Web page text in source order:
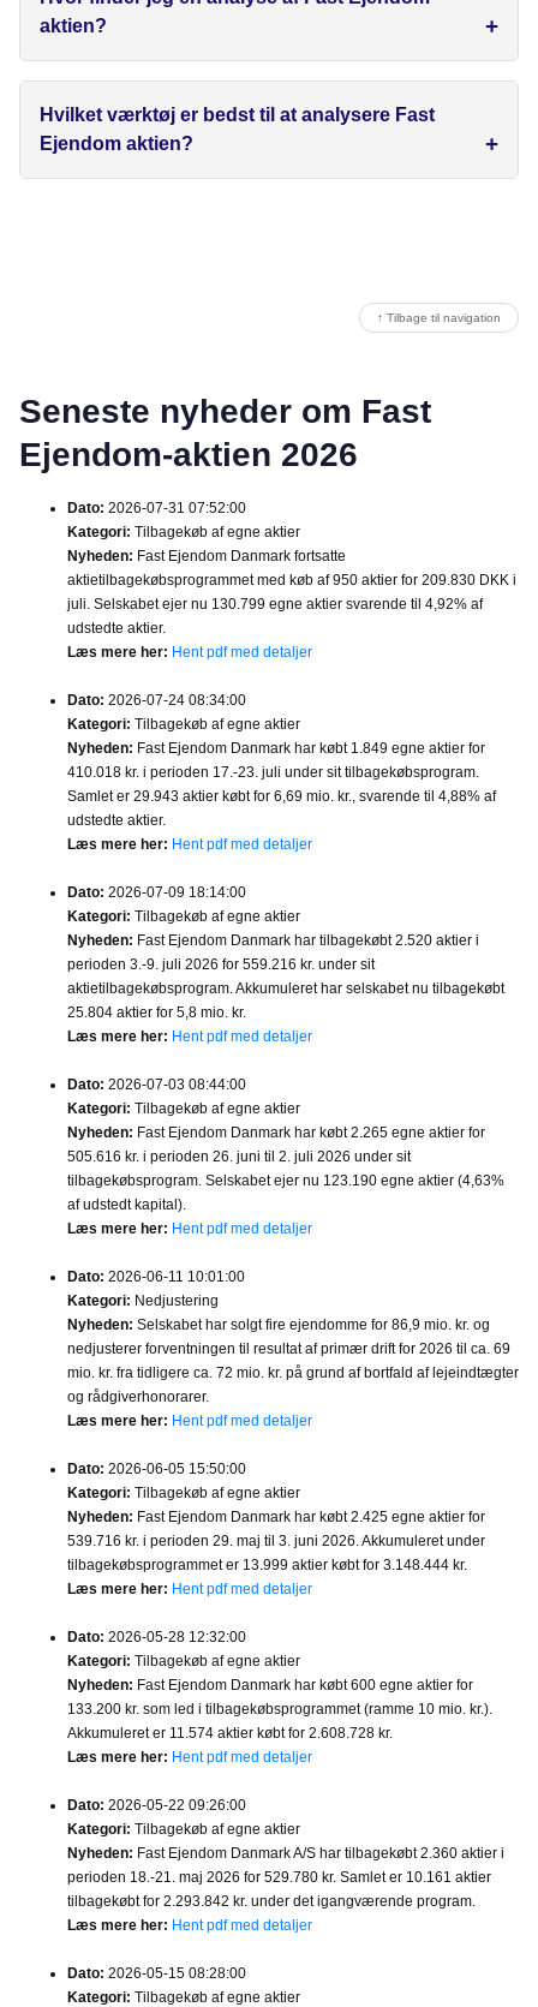
aktien?
Hvilket værktøj er bedst til at analysere Fast
Ejendom aktien?
↑ Tilbage til navigation
Seneste nyheder om Fast
Ejendom-aktien 2026
Dato: 2026-07-31 07:52:00
Kategori: Tilbagekøb af egne aktier
Nyheden: Fast Ejendom Danmark fortsatte
aktietilbagekøbsprogrammet med køb af 950 aktier for 209.830 DKK i
juli. Selskabet ejer nu 130.799 egne aktier svarende til 4,92% af
udstedte aktier.
Læs mere her: Hent pdf med detaljer
Dato: 2026-07-24 08:34:00
Kategori: Tilbagekøb af egne aktier
Nyheden: Fast Ejendom Danmark har købt 1.849 egne aktier for
410.018 kr. i perioden 17.-23. juli under sit tilbagekøbsprogram.
Samlet er 29.943 aktier købt for 6,69 mio. kr., svarende til 4,88% af
udstedte aktier.
Læs mere her: Hent pdf med detaljer
Dato: 2026-07-09 18:14:00
Kategori: Tilbagekøb af egne aktier
Nyheden: Fast Ejendom Danmark har tilbagekøbt 2.520 aktier i
perioden 3.-9. juli 2026 for 559.216 kr. under sit
aktietilbagekøbsprogram. Akkumuleret har selskabet nu tilbagekøbt
25.804 aktier for 5,8 mio. kr.
Læs mere her: Hent pdf med detaljer
Dato: 2026-07-03 08:44:00
Kategori: Tilbagekøb af egne aktier
Nyheden: Fast Ejendom Danmark har købt 2.265 egne aktier for
505.616 kr. i perioden 26. juni til 2. juli 2026 under sit
tilbagekøbsprogram. Selskabet ejer nu 123.190 egne aktier (4,63%
af udstedt kapital).
Læs mere her: Hent pdf med detaljer
Dato: 2026-06-11 10:01:00
Kategori: Nedjustering
Nyheden: Selskabet har solgt fire ejendomme for 86,9 mio. kr. og
nedjusterer forventningen til resultat af primær drift for 2026 til ca. 69
mio. kr. fra tidligere ca. 72 mio. kr. på grund af bortfald af lejeindtægter
og rådgiverhonorarer.
Læs mere her: Hent pdf med detaljer
Dato: 2026-06-05 15:50:00
Kategori: Tilbagekøb af egne aktier
Nyheden: Fast Ejendom Danmark har købt 2.425 egne aktier for
539.716 kr. i perioden 29. maj til 3. juni 2026. Akkumuleret under
tilbagekøbsprogrammet er 13.999 aktier købt for 3.148.444 kr.
Læs mere her: Hent pdf med detaljer
Dato: 2026-05-28 12:32:00
Kategori: Tilbagekøb af egne aktier
Nyheden: Fast Ejendom Danmark har købt 600 egne aktier for
133.200 kr. som led i tilbagekøbsprogrammet (ramme 10 mio. kr.).
Akkumuleret er 11.574 aktier købt for 2.608.728 kr.
Læs mere her: Hent pdf med detaljer
Dato: 2026-05-22 09:26:00
Kategori: Tilbagekøb af egne aktier
Nyheden: Fast Ejendom Danmark A/S har tilbagekøbt 2.360 aktier i
perioden 18.-21. maj 2026 for 529.780 kr. Samlet er 10.161 aktier
tilbagekøbt for 2.293.842 kr. under det igangværende program.
Læs mere her: Hent pdf med detaljer
Dato: 2026-05-15 08:28:00
Kategori: Tilbagekøb af egne aktier